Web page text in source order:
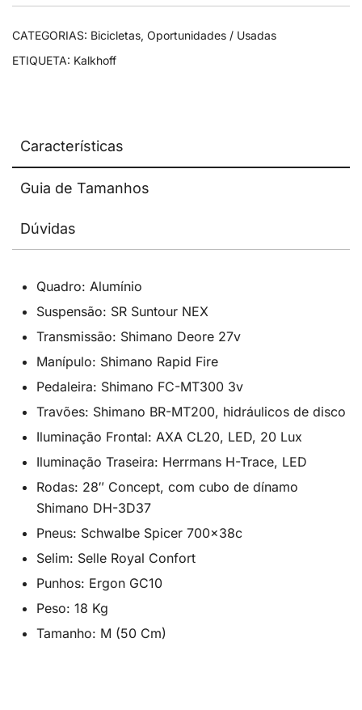
CATEGORIAS: Bicicletas, Oportunidades / Usadas
ETIQUETA: Kalkhoff
Características
Guia de Tamanhos
Dúvidas
Quadro: Alumínio
Suspensão: SR Suntour NEX
Transmissão: Shimano Deore 27v
Manípulo: Shimano Rapid Fire
Pedaleira: Shimano FC-MT300 3v
Travões: Shimano BR-MT200, hidráulicos de disco
Iluminação Frontal: AXA CL20, LED, 20 Lux
Iluminação Traseira: Herrmans H-Trace, LED
Rodas: 28″ Concept, com cubo de dínamo
Shimano DH-3D37
Pneus: Schwalbe Spicer 700x38c
Selim: Selle Royal Confort
Punhos: Ergon GC10
Peso: 18 Kg
Tamanho: M (50 Cm)